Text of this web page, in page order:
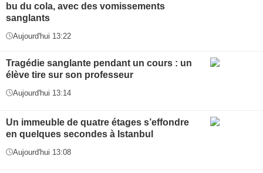
bu du cola, avec des vomissements
sanglants
Aujourd'hui 13:22
Tragédie sanglante pendant un cours : un
élève tire sur son professeur
Aujourd'hui 13:14
Un immeuble de quatre étages s’effondre
en quelques secondes à Istanbul
Aujourd'hui 13:08